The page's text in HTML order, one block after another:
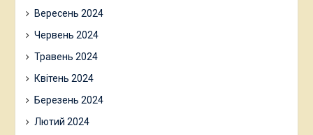
Вересень 2024
Червень 2024
Травень 2024
Квітень 2024
Березень 2024
Лютий 2024